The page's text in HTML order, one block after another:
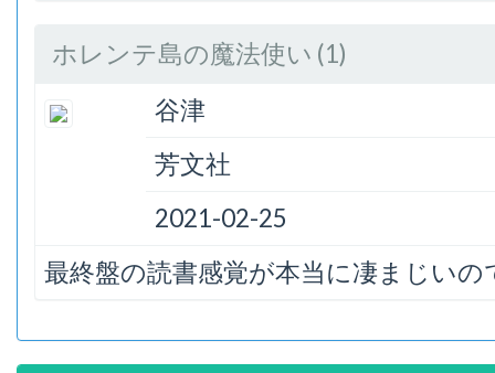
ホレンテ島の魔法使い (1)
谷津
芳文社
2021-02-25
最終盤の読書感覚が本当に凄まじい